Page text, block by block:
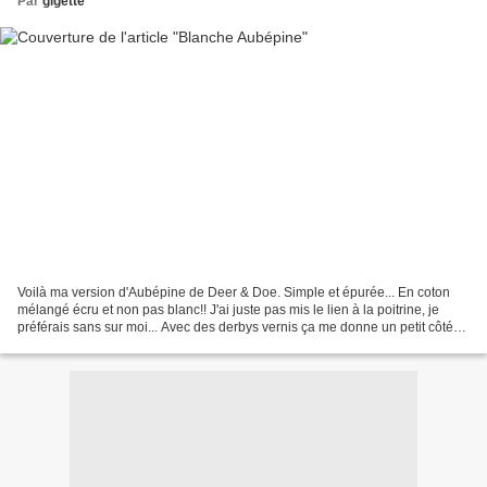
Voilà ma version d'Aubépine de Deer & Doe. Simple et épurée... En coton
mélangé écru et non pas blanc!! J'ai juste pas mis le lien à la poitrine, je
préférais sans sur moi... Avec des derbys vernis ça me donne un petit côté